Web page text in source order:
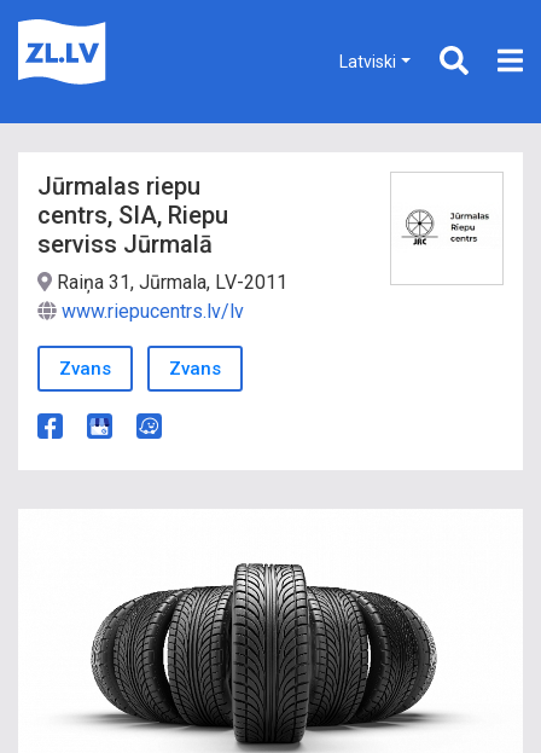
Latviski
Jūrmalas riepu
centrs, SIA, Riepu
serviss Jūrmalā
Raiņa 31, Jūrmala, LV-2011
www.riepucentrs.lv/lv
Zvans Zvans